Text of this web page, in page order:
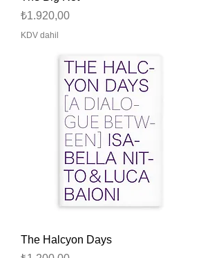
Fiyat
₺1.920,00
KDV dahil
The Halcyon Days